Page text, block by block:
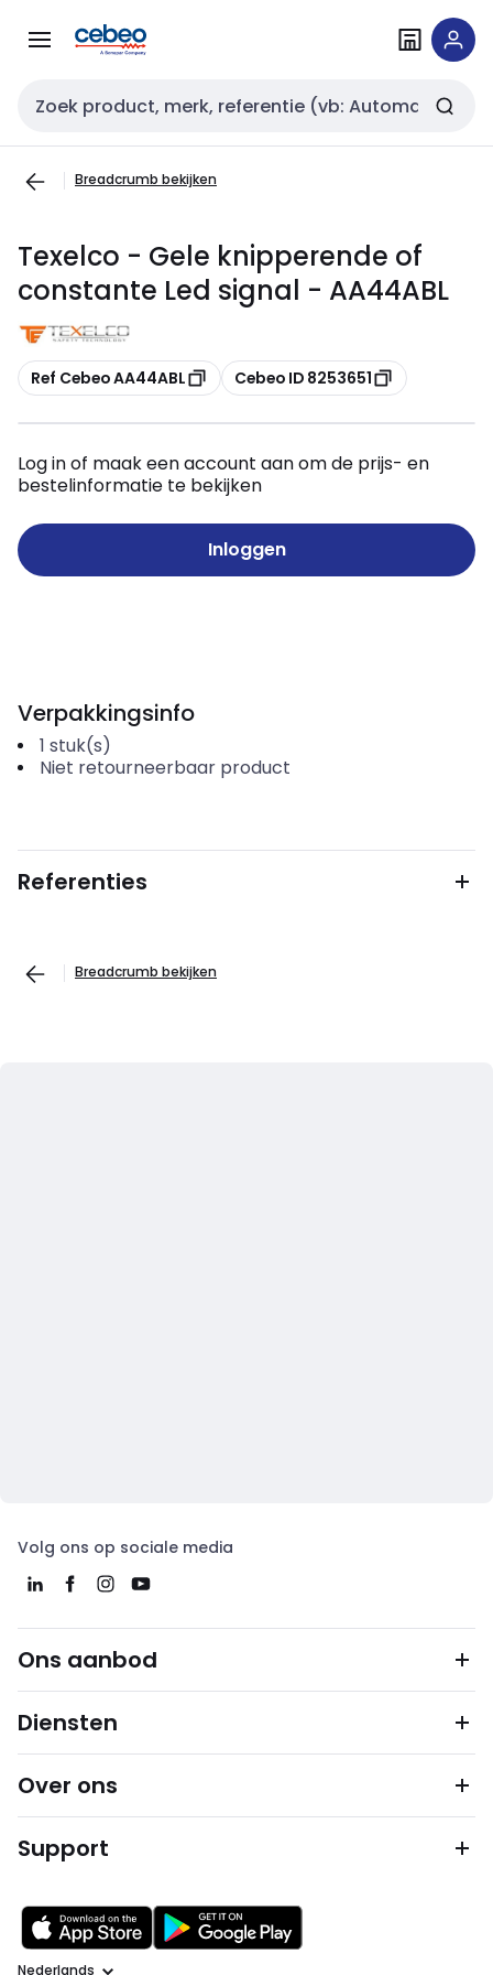
naar
naar
Zoekveld invoer
Breadcrumb bekijken
Texelco - Gele knipperende of
constante Led signal - AA44ABL
Kopiëren
Ref Cebeo AA44ABL Kopiëren
Cebeo ID 8253651
Log in of maak een account aan om de prijs- en
bestelinformatie te bekijken
Inloggen
Verpakkingsinfo
1 stuk(s)
Niet retourneerbaar product
Referenties
Breadcrumb bekijken
Volg ons op sociale media
Ons aanbod
Diensten
Over ons
Support